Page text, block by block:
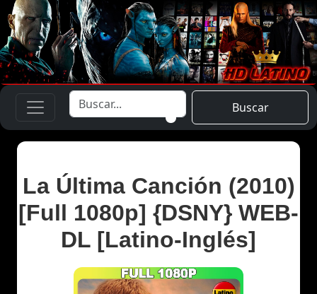
Buscar
La Última Canción (2010)
[Full 1080p] {DSNY} WEB-
DL [Latino-Inglés]